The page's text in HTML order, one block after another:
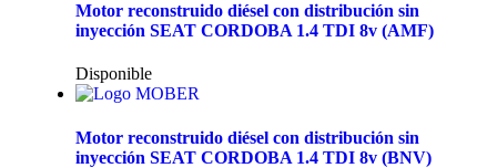
Motor reconstruido diésel con distribución sin
inyección SEAT CORDOBA 1.4 TDI 8v (AMF)
Disponible
Motor reconstruido diésel con distribución sin
inyección SEAT CORDOBA 1.4 TDI 8v (BNV)